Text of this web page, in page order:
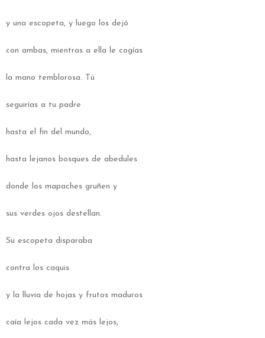
y una escopeta, y luego los dejó
con ambas, mientras a ella le cogías
la mano temblorosa. Tú
seguirías a tu padre
hasta el fin del mundo,
hasta lejanos bosques de abedules
donde los mapaches gruñen y
sus verdes ojos destellan.
Su escopeta disparaba
contra los caquis
y la lluvia de hojas y frutos maduros
caía lejos cada vez más lejos,